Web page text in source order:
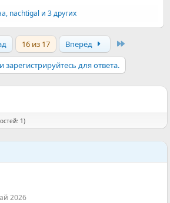
, nachtigal и 3 других
16 из 17 Вперёд
зарегистрируйтесь для ответа.
1)
2026